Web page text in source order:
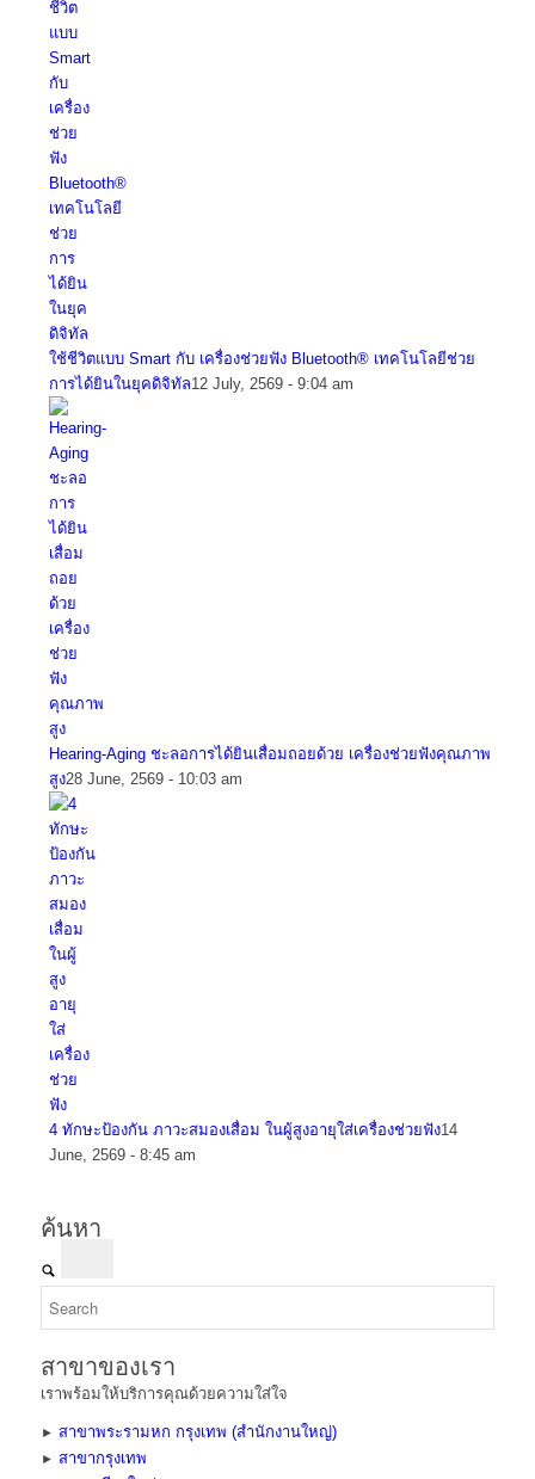
ใช้ชีวิตแบบ Smart กับ เครื่องช่วยฟัง Bluetooth® เทคโนโลยีช่วย
การได้ยินในยุคดิจิทัล12 July, 2569 - 9:04 am
Hearing-Aging ชะลอการได้ยินเสื่อมถอยด้วย เครื่องช่วยฟังคุณภาพ
สูง28 June, 2569 - 10:03 am
4 ทักษะป้องกัน ภาวะสมองเสื่อม ในผู้สูงอายุใส่เครื่องช่วยฟัง14
June, 2569 - 8:45 am
ค้นหา
สาขาของเรา
เราพร้อมให้บริการคุณด้วยความใส่ใจ
► สาขาพระรามหก กรุงเทพ (สำนักงานใหญ่)
► สาขากรุงเทพ